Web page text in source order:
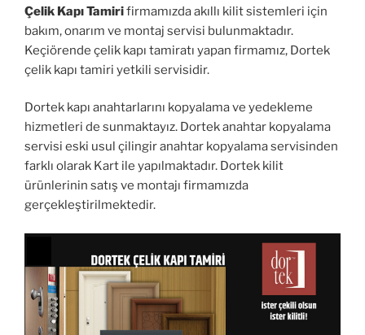
Çelik Kapı Tamirifirmamızda akıllı kilit sistemleri için
bakım, onarım ve montaj servisi bulunmaktadır.
Keçiörende çelik kapı tamiratı yapan firmamız, Dortek
çelik kapı tamiri yetkili servisidir.
Dortek kapı anahtarlarını kopyalama ve yedekleme
hizmetleri de sunmaktayız. Dortek anahtar kopyalama
servisi eski usul çilingir anahtar kopyalama servisinden
farklı olarak Kart ile yapılmaktadır. Dortek kilit
ürünlerinin satış ve montajı firmamızda
gerçekleştirilmektedir.